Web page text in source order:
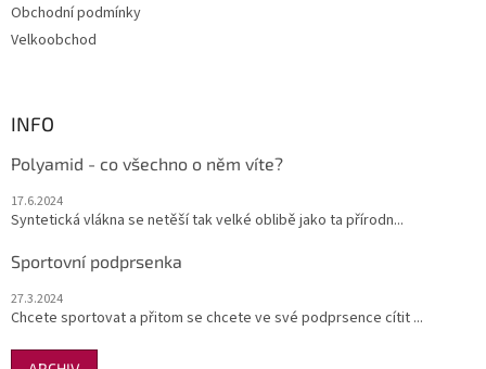
Obchodní podmínky
Velkoobchod
INFO
Polyamid - co všechno o něm víte?
17.6.2024
Syntetická vlákna se netěší tak velké oblibě jako ta přírodn...
Sportovní podprsenka
27.3.2024
Chcete sportovat a přitom se chcete ve své podprsence cítit ...